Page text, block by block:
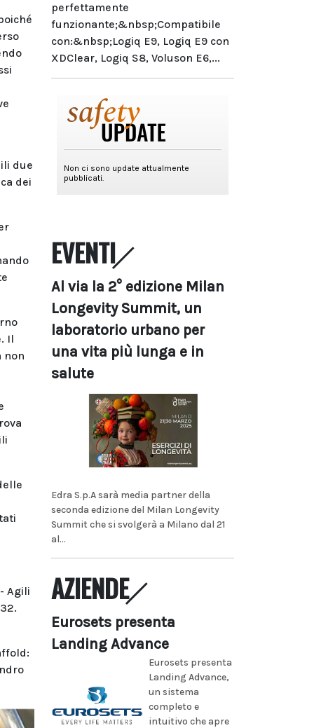
due
dei
Il
non
Agili
perfettamente
funzionante;&nbsp;Compatibile
con:&nbsp;Logiq E9, Logiq E9 con
XDClear, Logiq S8, Voluson E6,...
EVENTI
Al via la 2° edizione Milan
Longevity Summit, un
laboratorio urbano per
una vita più lunga e in
salute
Edra S.p.A sarà media partner della
seconda edizione del Milan Longevity
Summit che si svolgerà a Milano dal 21
al...
AZIENDE
Eurosets presenta
Landing Advance
Eurosets presenta
Landing Advance,
un sistema
completo e
intuitivo che apre